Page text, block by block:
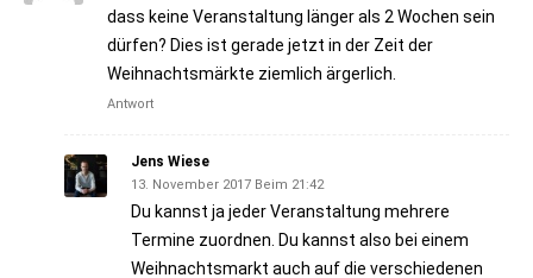
dass keine Veranstaltung länger als 2 Wochen sein
dürfen? Dies ist gerade jetzt in der Zeit der
Weihnachtsmärkte ziemlich ärgerlich.
Antwort
Jens Wiese
13. November 2017 Beim 21:42
Du kannst ja jeder Veranstaltung mehrere
Termine zuordnen. Du kannst also bei einem
Weihnachtsmarkt auch auf die verschiedenen